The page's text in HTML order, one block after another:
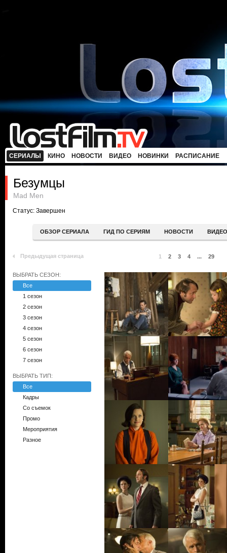
СЕРИАЛЫ КИНО НОВОСТИ ВИДЕО НОВИНКИ РАСПИСАНИЕ
Безумцы
Mad Men
Статус: Завершен
ОБЗОР СЕРИАЛА ГИД ПО СЕРИЯМ НОВОСТИ ВИДЕО
Предыдущая страница 1 2 3 4 ... 29
ВЫБРАТЬ СЕЗОН:
Все
1 сезон
2 сезон
3 сезон
4 сезон
5 сезон
6 сезон
7 сезон
ВЫБРАТЬ ТИП:
Все
Кадры
Со съемок
Промо
Мероприятия
Разное